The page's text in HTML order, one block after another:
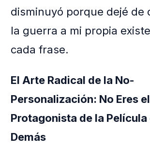
disminuyó porque dejé de
la guerra a mi propia
cada frase.
El Arte Radical de la No-
Personalización: No Eres el
Protagonista de la Película
Demás